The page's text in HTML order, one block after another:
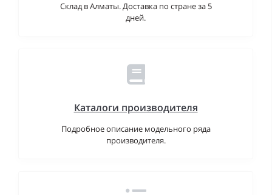
Склад в Алматы. Доставка по стране за 5
дней.
Каталоги производителя
Подробное описание модельного ряда
производителя.